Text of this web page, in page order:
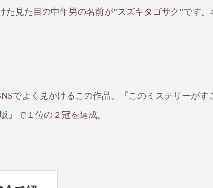
た見た目の中年男の名前が”スズキタゴサク”です。
でよく見かけるこの作品。『このミステリーがす
』で１位の２冠を達成。